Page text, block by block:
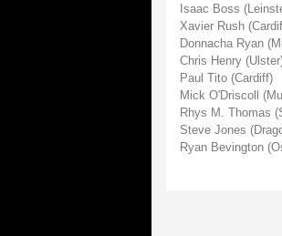
Isaac Boss
Xavier Rush
Donnacha Ryan
Chris Henry
Paul Tito (Cardiff)
Mick O'Driscoll
Rhys M. Thomas
Steve Jones
Ryan Bevington